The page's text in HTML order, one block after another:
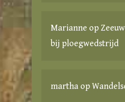
Marianne op
bij ploegwedstrijd
martha op